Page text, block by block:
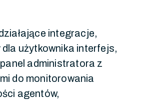
integracje,
użytkownika interfejs,
administratora z
do monitorowania
agentów,